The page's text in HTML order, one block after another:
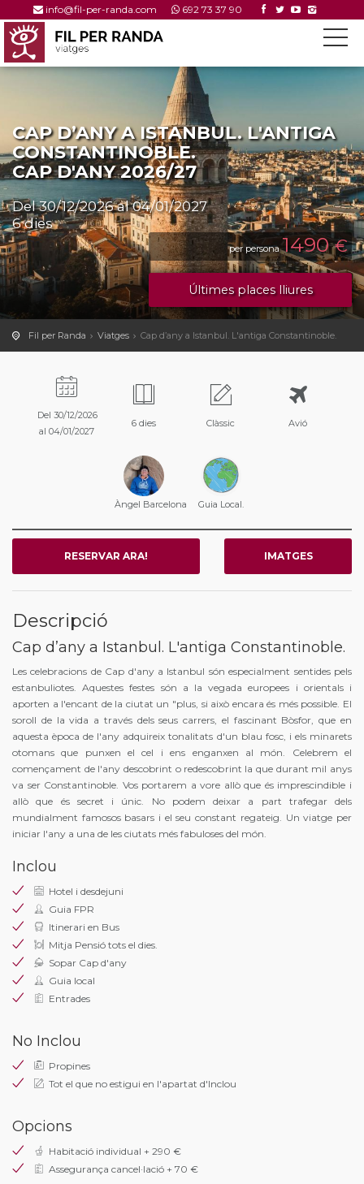
info@fil-per-randa.com 692 73 37 90
CAP D’ANY A ISTANBUL. L'ANTIGA
CONSTANTINOBLE.
CAP D'ANY 2026/27
Del 30/12/2026 al 04/01/2027
6 dies
per persona1490€
Últimes places lliures
Fil per Randa Viatges Cap d’any a Istanbul. L'antiga Constantinoble.
Del 30/12/2026
al 04/01/2027
6 dies Clàssic Avió
Àngel Barcelona Guia Local.
RESERVAR ARA! IMATGES
Descripció
Cap d’any a Istanbul. L'antiga Constantinoble.
Les celebracions de Cap d'any a Istanbul són especialment sentides pels
estanbuliotes. Aquestes festes són a la vegada europees i orientals i
aporten a l'encant de la ciutat un "plus, si això encara és més possible. El
soroll de la vida a través dels seus carrers, el fascinant Bòsfor, que en
aquesta època de l'any adquireix tonalitats d'un blau fosc, i els minarets
otomans que punxen el cel i ens enganxen al món. Celebrem el
començament de l'any descobrint o redescobrint la que durant mil anys
va ser Constantinoble. Vos portarem a vore allò que és imprescindible i
allò que és secret i únic. No podem deixar a part trafegar dels
mundialment famosos basars i el seu constant regateig. Un viatge per
iniciar l'any a una de les ciutats més fabuloses del món.
Inclou
Hotel i desdejuni
Guia FPR
Itinerari en Bus
Mitja Pensió tots el dies.
Sopar Cap d'any
Guia local
Entrades
No Inclou
Propines
Tot el que no estigui en l'apartat d'Inclou
Opcions
Habitació individual + 290 €
Assegurança cancel·lació + 70 €